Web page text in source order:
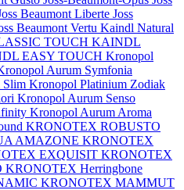
Beaumont Liberte Joss
Beaumont Vertu Kaindl Natural
TOUCH KAINDL
EASY TOUCH Kronopol
Aurum Symfonia
Slim Kronopol Platinium Zodiak
Kronopol Aurum Senso
Kronopol Aurum Aroma
KRONOTEX ROBUSTO
AMAZONE KRONOTEX
EXQUISIT KRONOTEX
KRONOTEX Herringbone
KRONOTEX MAMMUT